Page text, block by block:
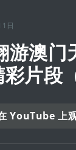
日
游澳
片段
YouTube 上